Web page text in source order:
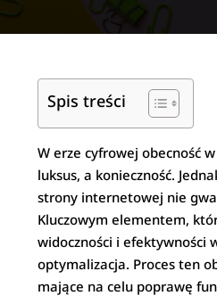
Spis treści
W erze cyfrowej obecność
luksus, a konieczność.
strony internetowej nie
Kluczowym elementem,
widoczności i efektywności
optymalizacja. Proces ten
mające na celu poprawę